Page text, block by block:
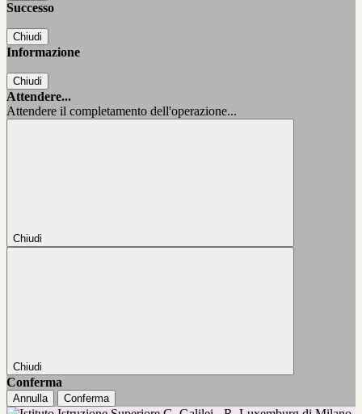
Successo
Chiudi
Informazione
Chiudi
Attendere...
Attendere il completamento dell'operazione...
Chiudi
Chiudi
Conferma
Annulla Conferma